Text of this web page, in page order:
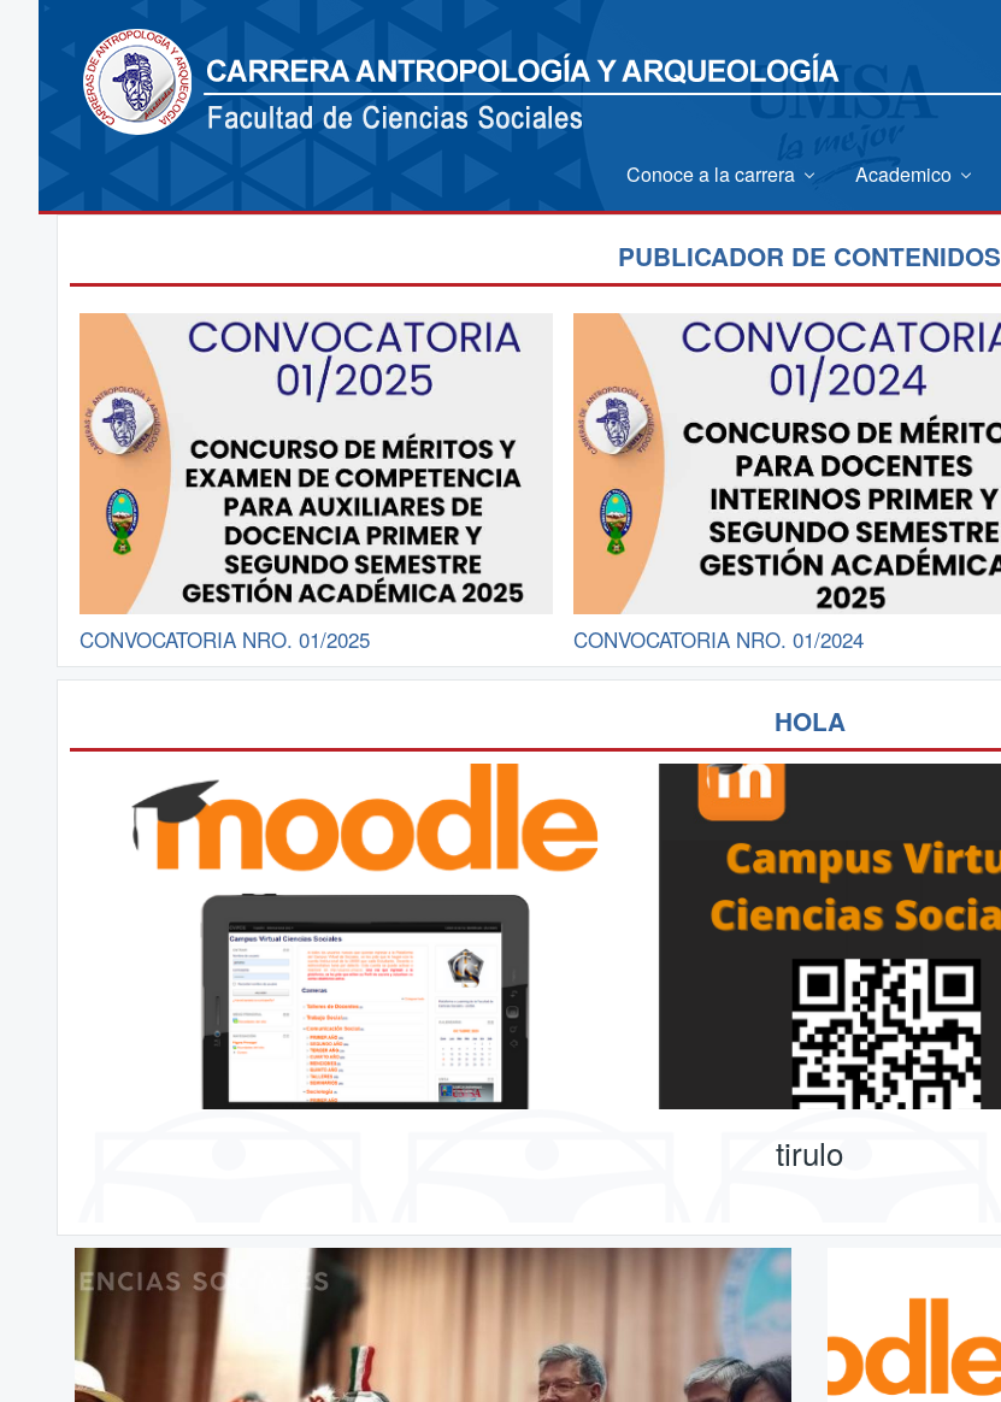
Conoce a la carrera Academico
PUBLICADOR DE CONTENIDOS
CONVOCATORIA NRO. 01/2025 CONVOCATORIA NRO. 01/2024
HOLA
tirulo